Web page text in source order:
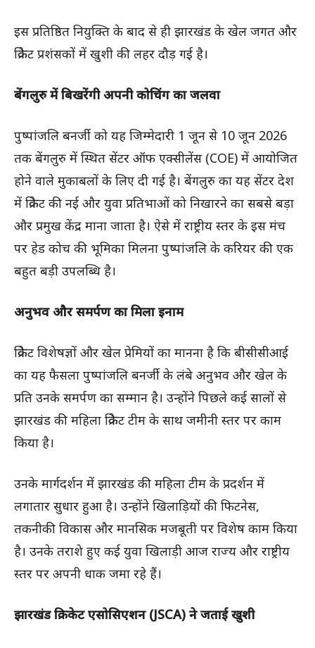
इस प्रतिष्ठित नियुक्ति के बाद से ही झारखंड के खेल जगत और
क्रिकेट प्रशंसकों में खुशी की लहर दौड़ गई है।
बेंगलुरु में बिखरेंगी अपनी कोचिंग का जलवा
पुष्पांजलि बनर्जी को यह जिम्मेदारी 1 जून से 10 जून 2026
तक बेंगलुरु में स्थित सेंटर ऑफ एक्सीलेंस (COE) में आयोजित
होने वाले मुकाबलों के लिए दी गई है। बेंगलुरु का यह सेंटर देश
में क्रिकेट की नई और युवा प्रतिभाओं को निखारने का सबसे बड़ा
और प्रमुख केंद्र माना जाता है। ऐसे में राष्ट्रीय स्तर के इस मंच
पर हेड कोच की भूमिका मिलना पुष्पांजलि के करियर की एक
बहुत बड़ी उपलब्धि है।
अनुभव और समर्पण का मिला इनाम
क्रिकेट विशेषज्ञों और खेल प्रेमियों का मानना है कि बीसीसीआई
का यह फैसला पुष्पांजलि बनर्जी के लंबे अनुभव और खेल के
प्रति उनके समर्पण का सम्मान है। उन्होंने पिछले कई सालों से
झारखंड की महिला क्रिकेट टीम के साथ जमीनी स्तर पर काम
किया है।
उनके मार्गदर्शन में झारखंड की महिला टीम के प्रदर्शन में
लगातार सुधार हुआ है। उन्होंने खिलाड़ियों की फिटनेस,
तकनीकी विकास और मानसिक मजबूती पर विशेष काम किया
है। उनके तराशे हुए कई युवा खिलाड़ी आज राज्य और राष्ट्रीय
स्तर पर अपनी धाक जमा रहे हैं।
झारखंड क्रिकेट एसोसिएशन (JSCA) ने जताई खुशी